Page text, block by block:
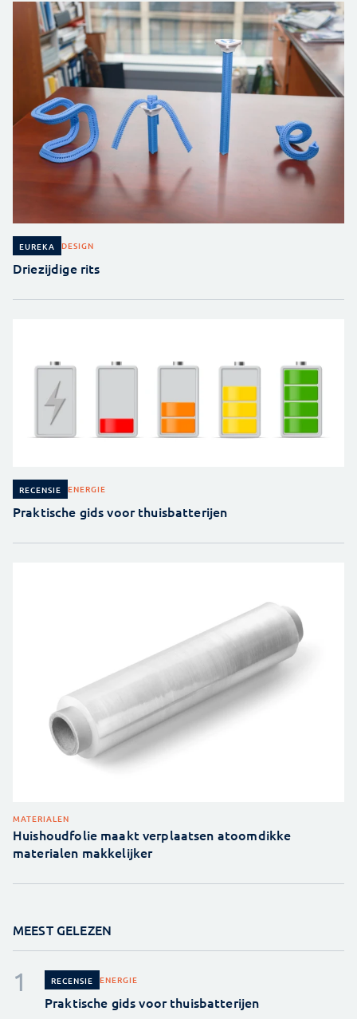
EUREKA DESIGN
Driezijdige rits
RECENSIE ENERGIE
Praktische gids voor thuisbatterijen
MATERIALEN
Huishoudfolie maakt verplaatsen atoomdikke
materialen makkelijker
MEEST GELEZEN
RECENSIE ENERGIE
Praktische gids voor thuisbatterijen